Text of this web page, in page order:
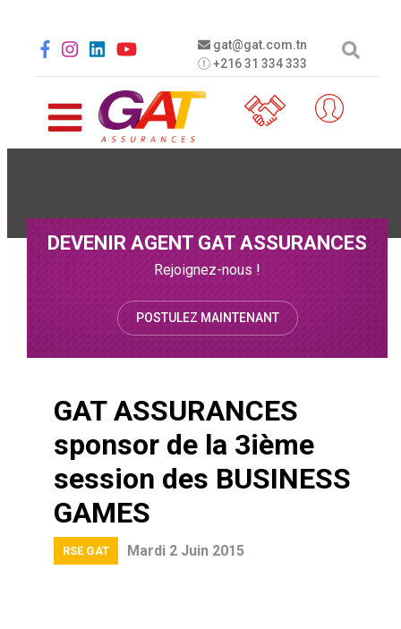
gat@gat.com.tn
+216 31 334 333
Social menu
DEVENIR AGENT GAT ASSURANCES
Rejoignez-nous !
POSTULEZ MAINTENANT
GAT ASSURANCES
sponsor de la 3ième
session des BUSINESS
GAMES
RSE GAT Mardi 2 Juin 2015